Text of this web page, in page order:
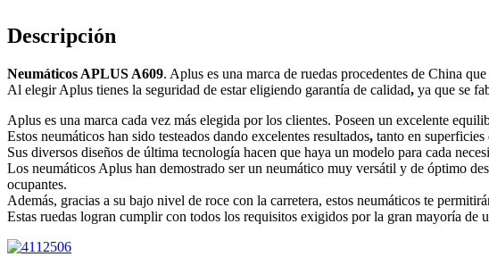
Descripción
Neumáticos APLUS A609. Aplus es una marca de ruedas procedentes de China
Al elegir Aplus tienes la seguridad de estar eligiendo garantía de calidad, ya que se
Aplus es una marca cada vez más elegida por los clientes. Poseen un excelente
Estos neumáticos han sido testeados dando excelentes resultados, tanto en superficies
Sus diversos diseños de última tecnología hacen que haya un modelo para cada
Los neumáticos Aplus han demostrado ser un neumático muy versátil y de óptimo
ocupantes.
Además, gracias a su bajo nivel de roce con la carretera, estos neumáticos te
Estas ruedas logran cumplir con todos los requisitos exigidos por la gran mayoría